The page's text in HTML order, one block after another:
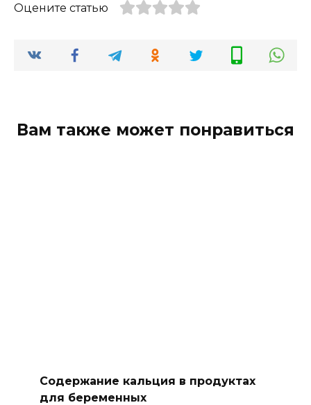
Оцените статью
Вам также может понравиться
Содержание кальция в продуктах
для беременных